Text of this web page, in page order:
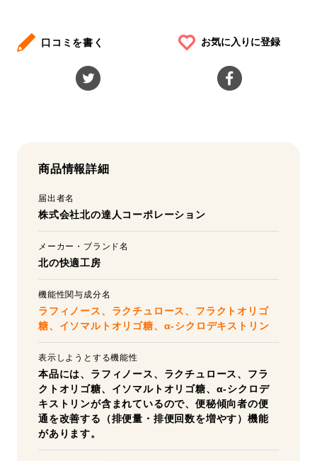
口コミを書く お気に入りに登録
商品情報詳細
届出者名
株式会社北の達人コーポレーション
メーカー・ブランド名
北の快適工房
機能性関与成分名
ラフィノース、ラクチュロース、フラクトオリゴ
糖、イソマルトオリゴ糖、α-シクロデキストリン
表示しようとする機能性
本品には、ラフィノース、ラクチュロース、フラ
クトオリゴ糖、イソマルトオリゴ糖、α-シクロデ
キストリンが含まれているので、便秘傾向者の便
通を改善する（排便量・排便回数を増やす）機能
があります。